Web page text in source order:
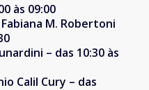
às 09:00
M. Robertoni
– das 10:30 às
Calil Cury – das